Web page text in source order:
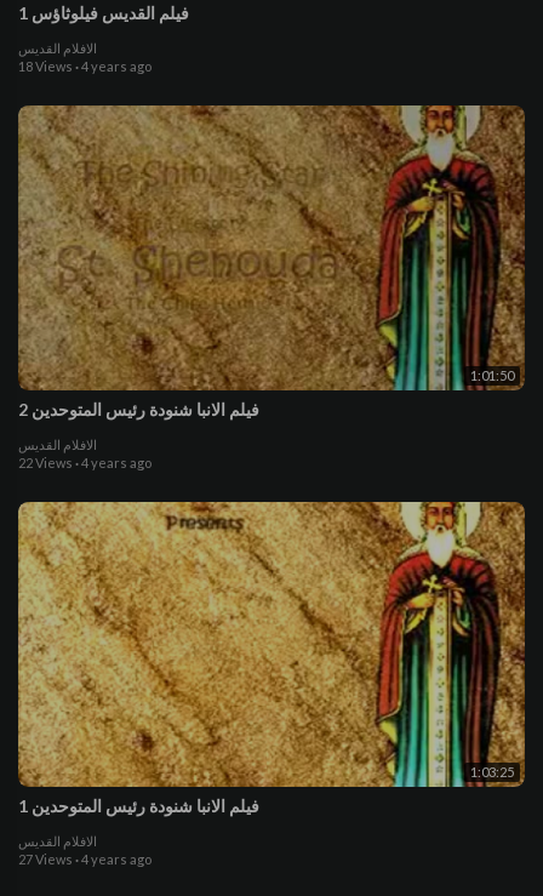
فيلم القديس فيلوثاؤس 1
الافلام القديس
18 Views ·4 years ago
1:01:50
فيلم الانبا شنودة رئيس المتوحدين 2
الافلام القديس
22 Views ·4 years ago
1:03:25
فيلم الانبا شنودة رئيس المتوحدين 1
الافلام القديس
27 Views ·4 years ago